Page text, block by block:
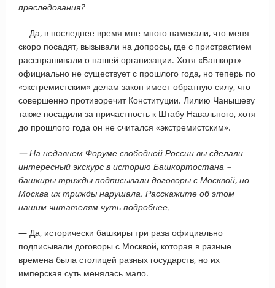
преследования?
— Да, в последнее время мне много намекали, что меня
скоро посадят, вызывали на допросы, где с пристрастием
расспрашивали о нашей организации. Хотя «Башкорт»
официально не существует с прошлого года, но теперь по
«экстремистским» делам закон имеет обратную силу, что
совершенно противоречит Конституции. Лилию Чанышеву
также посадили за причастность к Штабу Навального, хотя
до прошлого года он не считался «экстремистским».
— На недавнем Форуме свободной России вы сделали
интересный экскурс в историю Башкортостана –
башкиры трижды подписывали договоры с Москвой, но
Москва их трижды нарушала. Расскажите об этом
нашим читателям чуть подробнее.
— Да, исторически башкиры три раза официально
подписывали договоры с Москвой, которая в разные
времена была столицей разных государств, но их
имперская суть менялась мало.